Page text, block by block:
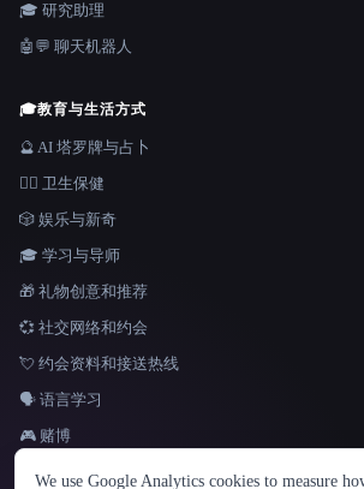
语言
English español Français Русский
🎓 研究助理
🤖💬 聊天机器人
🎓教育与生活方式
🔮 AI 塔罗牌与占卜
👩‍⚕️ 卫生保健
🎲 娱乐与新奇
🎓 学习与导师
🎁 礼物创意和推荐
💞 社交网络和约会
💘 约会资料和接送热线
🗣️ 语言学习
🎮 赌博
We use Google Analytics cookies to measure